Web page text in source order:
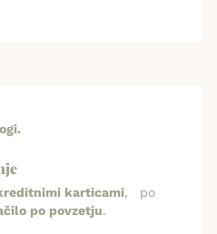
karticami, po
po povzetju.